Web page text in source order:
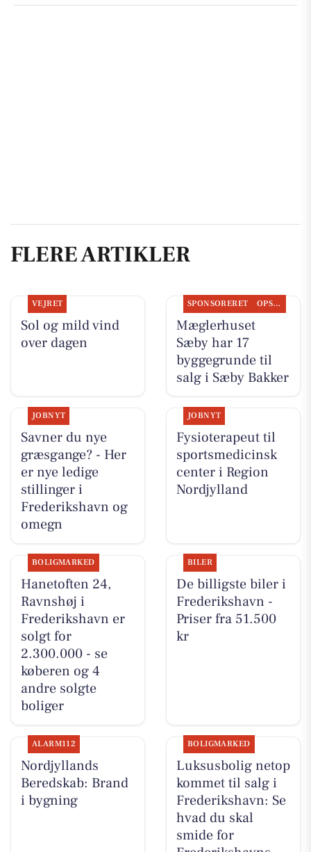
FLERE ARTIKLER
VEJRET
Sol og mild vind
over dagen
SPONSORERET OPSLAGSTAVLEN
Mæglerhuset
Sæby har 17
byggegrunde til
salg i Sæby Bakker
JOBNYT
Savner du nye
græsgange? - Her
er nye ledige
stillinger i
Frederikshavn og
omegn
JOBNYT
Fysioterapeut til
sportsmedicinsk
center i Region
Nordjylland
BOLIGMARKED
Hanetoften 24,
Ravnshøj i
Frederikshavn er
solgt for
2.300.000 - se
køberen og 4
andre solgte
boliger
BILER
De billigste biler i
Frederikshavn -
Priser fra 51.500
kr
ALARM112
Nordjyllands
Beredskab: Brand
i bygning
BOLIGMARKED
Luksusbolig netop
kommet til salg i
Frederikshavn: Se
hvad du skal
smide for